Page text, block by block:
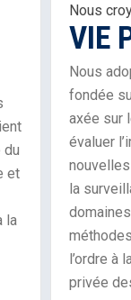
du
et
la
Nous
VIE
Nous
fondée
axée sur
évaluer
la
l’ordre à
privée
Work